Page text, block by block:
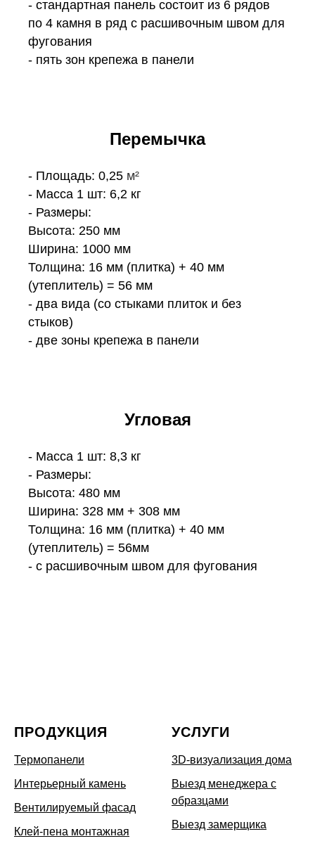
- стандартная панель состоит из 6 рядов
по 4 камня в ряд с расшивочным швом для
фугования
- пять зон крепежа в панели
Перемычка
- Площадь: 0,25 м²
- Масса 1 шт: 6,2 кг
- Размеры:
Высота: 250 мм
Ширина: 1000 мм
Толщина: 16 мм (плитка) + 40 мм
(утеплитель) = 56 мм
- два вида (со стыками плиток и без
стыков)
- две зоны крепежа в панели
Угловая
- Масса 1 шт: 8,3 кг
- Размеры:
Высота: 480 мм
Ширина: 328 мм + 308 мм
Толщина: 16 мм (плитка) + 40 мм
(утеплитель) = 56мм
- с расшивочным швом для фугования
ПРОДУКЦИЯ
Термопанели
Интерьерный камень
Вентилируемый фасад
Клей-пена монтажная
УСЛУГИ
3D-визуализация дома
Выезд менеджера с
образцами
Выезд замерщика